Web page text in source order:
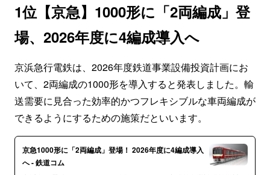
1位【京急】1000形に「2両編成」登
場、2026年度に4編成導入へ
京浜急行電鉄は、2026年度鉄道事業設備投資計画にお
いて、2両編成の1000形を導入すると発表しました。輸
送需要に見合った効率的かつフレキシブルな車両編成が
できるようにするための施策だといいます。
京急1000形に「2両編成」登場！ 2026年度に4編成導入
へ - 鉄道コム